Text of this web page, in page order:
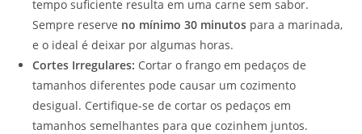
tempo suficiente resulta em uma carne sem sabor.
Sempre reserve no mínimo 30 minutos para a marinada,
e o ideal é deixar por algumas horas.
Cortes Irregulares: Cortar o frango em pedaços de
tamanhos diferentes pode causar um cozimento
desigual. Certifique-se de cortar os pedaços em
tamanhos semelhantes para que cozinhem juntos.